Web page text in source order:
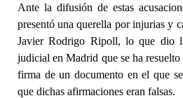
Ante la difusión de estas
presentó una querella por injurias y
Javier Rodrigo Ripoll, lo que dio
judicial en Madrid que se ha resuelto
firma de un documento en el que
que dichas afirmaciones eran falsas.